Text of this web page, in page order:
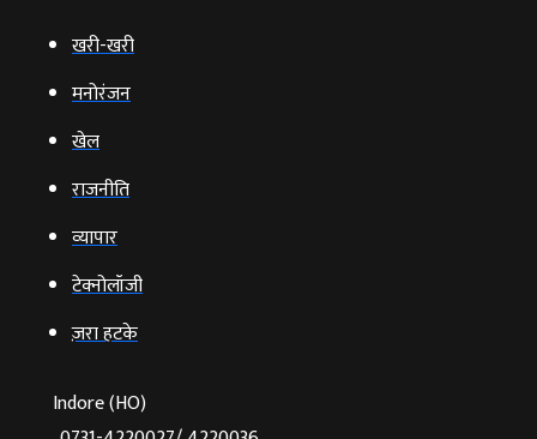
खरी-खरी
मनोरंजन
खेल
राजनीति
व्‍यापार
टेक्‍नोलॉजी
ज़रा हटके
Indore (HO)